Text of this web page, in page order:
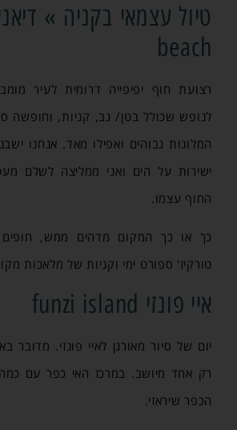
beach
רצועת חוף יפיפייה דרומית לעיר
לנופש שכולל בטן/ גב, קניות, וחופשה
המלונות גבוהים ואפילו מאד. אנחנו
ישירות על הים ואני ממליצה לשלם
החוף עצמו.
כך או כך המקום מדהים ממש, חופים
טורקיז' ספורט ימי וקניות של מלאכות
איי פונזי funzi island
יום של סיור מאורגן לאיי פונזי. מדובר
רק אחד מיושב. במרכז האי כפר עם
הכפר שיראזי.